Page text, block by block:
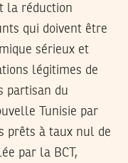
la réduction
qui doivent être
sérieux et
légitimes de
partisan du
Tunisie par
prêts à taux nul de
par la BCT,